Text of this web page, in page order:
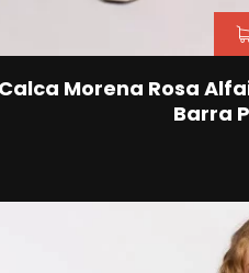
Morena Rosa
Barra